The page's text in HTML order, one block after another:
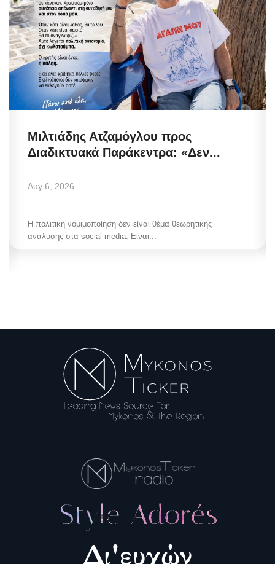
Μιλτιάδης Ατζαμόγλου προς
Διαδικτυακά Παράκεντρα: «Δεν...
Αυγ 6, 2026
Η πολιτική νομιμοποίηση δεν είναι θέμα θεωρητικής
ανάλυσης στα social media. Είναι...